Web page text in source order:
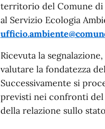
territorio del Comune di
al Servizio Ecologia
Ricevuta la
valutare la fondatezza
Successivamente si
previsti nei confronti del
della relazione sullo